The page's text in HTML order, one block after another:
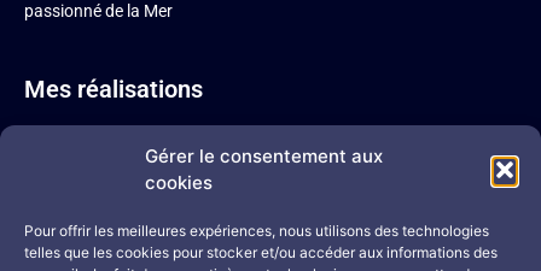
Gérer le consentement aux
cookies
Pour offrir les meilleures expériences, nous utilisons des technologies
telles que les cookies pour stocker et/ou accéder aux informations des
passionné de la Mer
Mes réalisations
Mine de plomb
Mine de plomb colorisée